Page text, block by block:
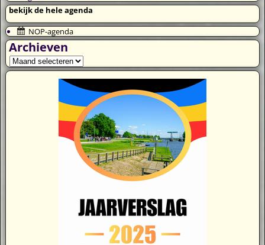
bekijk de hele agenda
NOP-agenda
Archieven